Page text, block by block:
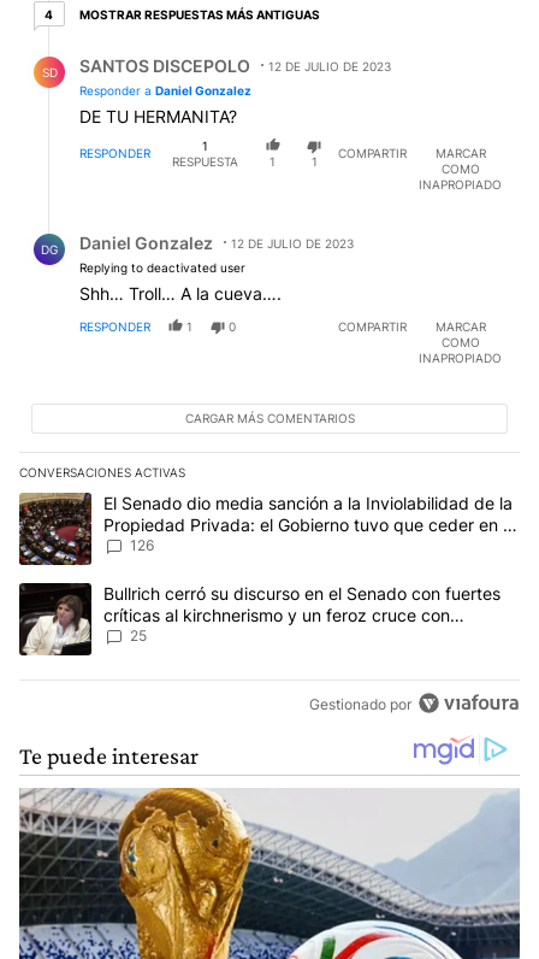
44 respuestas más antiguas
MOSTRAR RESPUESTAS MÁS ANTIGUAS
SD SANTOS DISCEPOLO
12 DE JULIO DE 2023
Responder a Daniel Gonzalez
DE TU HERMANITA?
RESPONDER
1
RESPUESTA
1 1
COMPARTIR
MARCAR
COMO
INAPROPIADO
DG Daniel Gonzalez
12 DE JULIO DE 2023
Replying to deactivated user
Shh… Troll… A la cueva….
RESPONDER 1 0 COMPARTIR
MARCAR
COMO
INAPROPIADO
CARGAR MÁS COMENTARIOS
CONVERSACIONES ACTIVAS
Este listado muestra los artículos con más comentarios en los
Un artículo de tendencia con el título "El Senado dio media
El Senado dio media sanción a la Inviolabilidad de la
Propiedad Privada: el Gobierno tuvo que ceder en la
Ley del Manejo del Fuego
126
Un artículo de tendencia con el título "Bullrich cerró su discurso
Bullrich cerró su discurso en el Senado con fuertes
críticas al kirchnerismo y un feroz cruce con
Capitanich al que le gritó “¡cállate!”
25
Gestionado por